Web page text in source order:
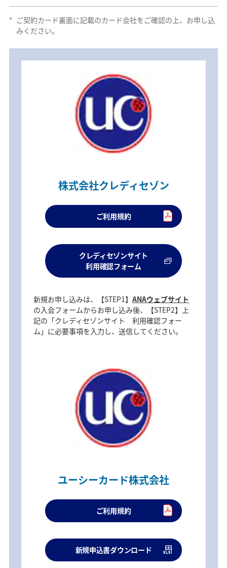
* ご契約カード裏面に記載のカード会社をご確認の上、お申し込
みください。
株式会社クレディセゾン
ご利用規約
クレディセゾンサイト
利用確認フォーム
新規お申し込みは、【STEP1】 ANAウェブサイト
の入会フォームからお申し込み後、【STEP2】上
記の「クレディセゾンサイト 利用確認フォー
ム」に必要事項を入力し、送信してください。
ユーシーカード株式会社
ご利用規約
新規申込書ダウンロード